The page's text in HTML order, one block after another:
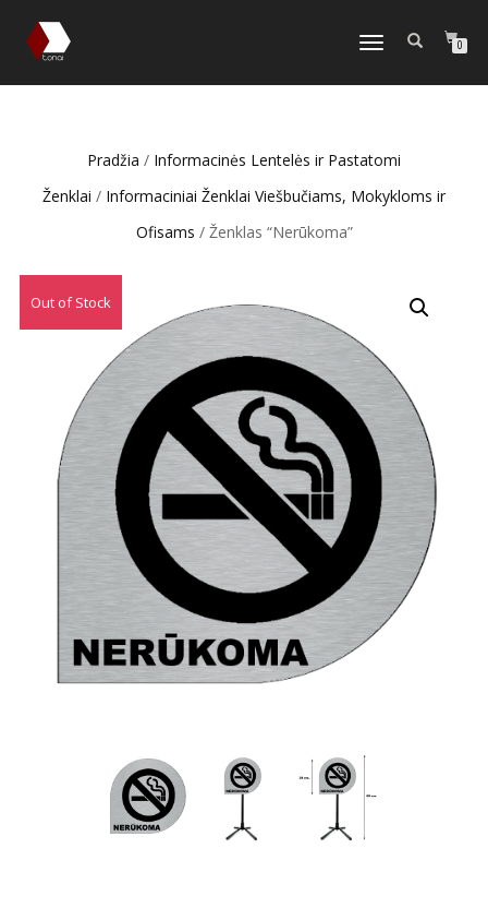
TOGGLE
0
Pradžia / Informacinės Lentelės ir Pastatomi
Ženklai / Informaciniai Ženklai Viešbučiams, Mokykloms ir
Ofisams / Ženklas “Nerūkoma”
Out of Stock